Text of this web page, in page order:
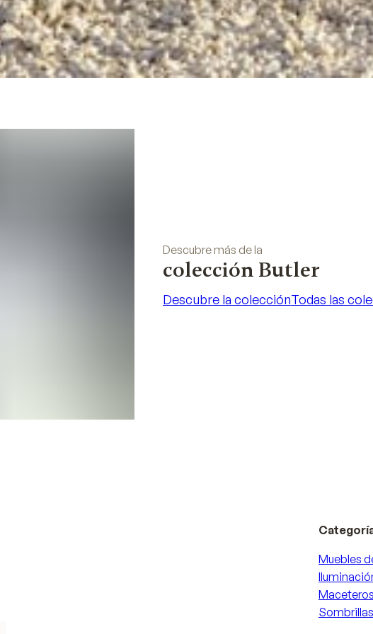
Descubre más de la
colección Butler
Descubre la colecciónTodas las
Muebles
Maceteros
Sombrillas